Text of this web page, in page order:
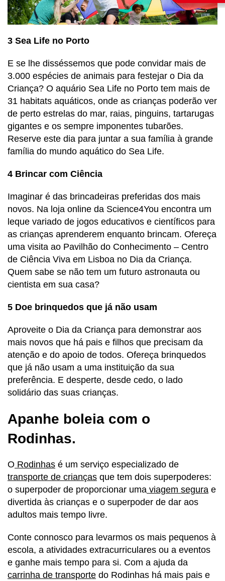
3 Sea Life no Porto
E se lhe disséssemos que pode convidar mais de
3.000 espécies de animais para festejar o Dia da
Criança? O aquário Sea Life no Porto tem mais de
31 habitats aquáticos, onde as crianças poderão ver
de perto estrelas do mar, raias, pinguins, tartarugas
gigantes e os sempre imponentes tubarões.
Reserve este dia para juntar a sua família à grande
família do mundo aquático do Sea Life.
4 Brincar com Ciência
Imaginar é das brincadeiras preferidas dos mais
novos. Na loja online da Science4You encontra um
leque variado de jogos educativos e científicos para
as crianças aprenderem enquanto brincam. Ofereça
uma visita ao Pavilhão do Conhecimento – Centro
de Ciência Viva em Lisboa no Dia da Criança.
Quem sabe se não tem um futuro astronauta ou
cientista em sua casa?
5 Doe brinquedos que já não usam
Aproveite o Dia da Criança para demonstrar aos
mais novos que há pais e filhos que precisam da
atenção e do apoio de todos. Ofereça brinquedos
que já não usam a uma instituição da sua
preferência. E desperte, desde cedo, o lado
solidário das suas crianças.
Apanhe boleia com o
Rodinhas.
O Rodinhas é um serviço especializado de
transporte de crianças que tem dois superpoderes:
o superpoder de proporcionar uma viagem segura e
divertida às crianças e o superpoder de dar aos
adultos mais tempo livre.
Conte connosco para levarmos os mais pequenos à
escola, a atividades extracurriculares ou a eventos
e ganhe mais tempo para si. Com a ajuda da
carrinha de transporte do Rodinhas há mais pais e